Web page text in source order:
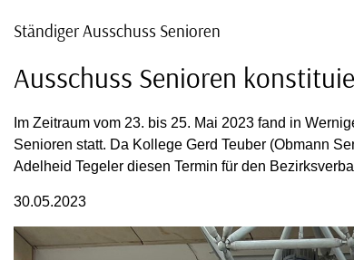
Ständiger Ausschuss Senioren
Ausschuss Senioren
Im Zeitraum vom 23. bis 25. Mai 2023 fand in
Senioren statt. Da Kollege Gerd Teuber (Obmann
Adelheid Tegeler diesen Termin für den
30.05.2023